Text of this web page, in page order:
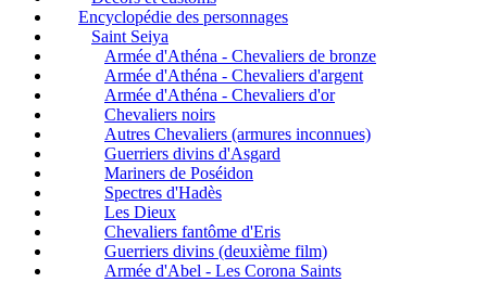
Encyclopédie des personnages
Saint Seiya
Armée d'Athéna - Chevaliers de bronze
Armée d'Athéna - Chevaliers d'argent
Armée d'Athéna - Chevaliers d'or
Chevaliers noirs
Autres Chevaliers (armures inconnues)
Guerriers divins d'Asgard
Mariners de Poséidon
Spectres d'Hadès
Les Dieux
Chevaliers fantôme d'Eris
Guerriers divins (deuxième film)
Armée d'Abel - Les Corona Saints